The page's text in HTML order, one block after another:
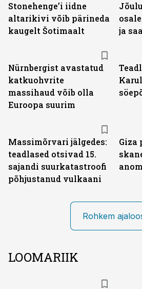
Stonehenge’i iidne
altarikivi võib pärineda
kaugelt Šotimaalt
ja
Nürnbergist avastatud
katkuohvrite
massihaud võib olla
Euroopa suurim
Massimõrvari jälgedes:
teadlased otsivad 15.
sajandi suurkatastroofi
põhjustanud vulkaani
Giza
Rohkem
LOOMARIIK